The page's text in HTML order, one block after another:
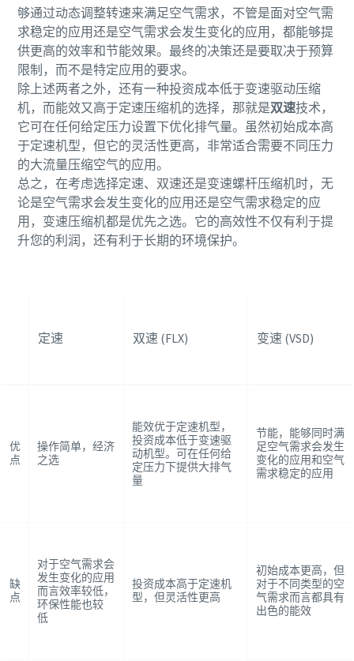
够通过动态调整转速来满足空气需求，不管是面对空气需
求稳定的应用还是空气需求会发生变化的应用，都能够提
供更高的效率和节能效果。最终的决策还是要取决于预算
限制，而不是特定应用的要求。
除上述两者之外，还有一种投资成本低于变速驱动压缩
机，而能效又高于定速压缩机的选择，那就是双速技术，
它可在任何给定压力设置下优化排气量。虽然初始成本高
于定速机型，但它的灵活性更高，非常适合需要不同压力
的大流量压缩空气的应用。
总之，在考虑选择定速、双速还是变速螺杆压缩机时，无
论是空气需求会发生变化的应用还是空气需求稳定的应
用，变速压缩机都是优先之选。它的高效性不仅有利于提
升您的利润，还有利于长期的环境保护。
定速 双速 (FLX) 变速 (VSD)
优
点
操作简单，经济
之选
能效优于定速机型，
投资成本低于变速驱
动机型。可在任何给
定压力下提供大排气
量
节能，能够同时满
足空气需求会发生
变化的应用和空气
需求稳定的应用
缺
点
对于空气需求会
发生变化的应用
而言效率较低，
环保性能也较
低
投资成本高于定速机
型，但灵活性更高
初始成本更高，但
对于不同类型的空
气需求而言都具有
出色的能效